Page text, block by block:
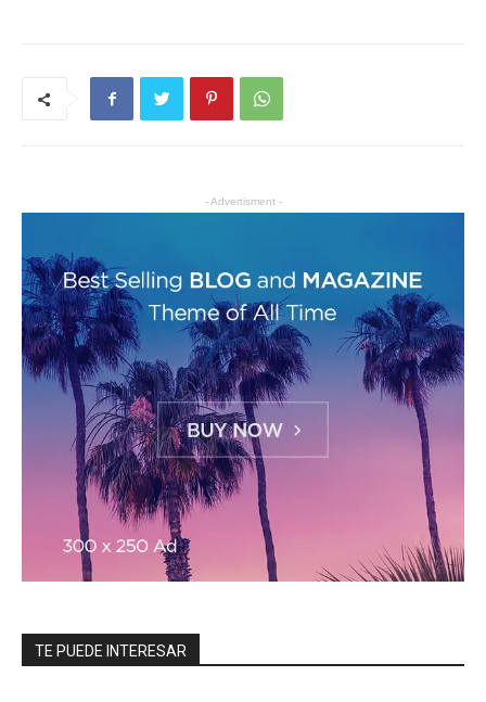
- Advertisment -
TE PUEDE INTERESAR